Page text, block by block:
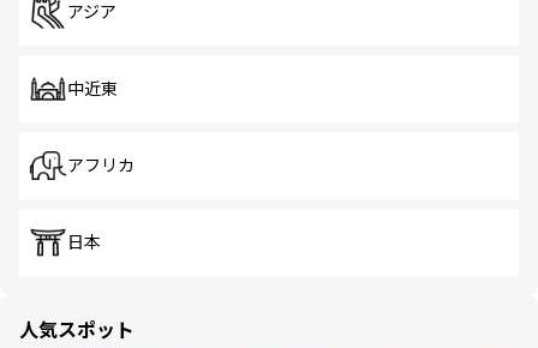
アジア
中近東
アフリカ
日本
人気スポット